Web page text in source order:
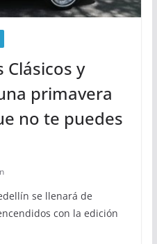
Clásicos y
primavera
no te puedes
se llenará de
con la edición